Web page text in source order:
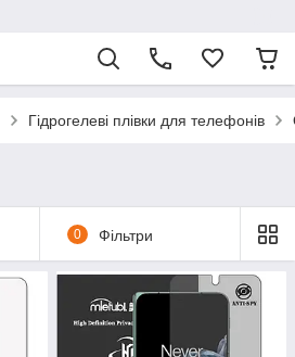
Гідрогелеві плівки для телефонів
0 Фільтри